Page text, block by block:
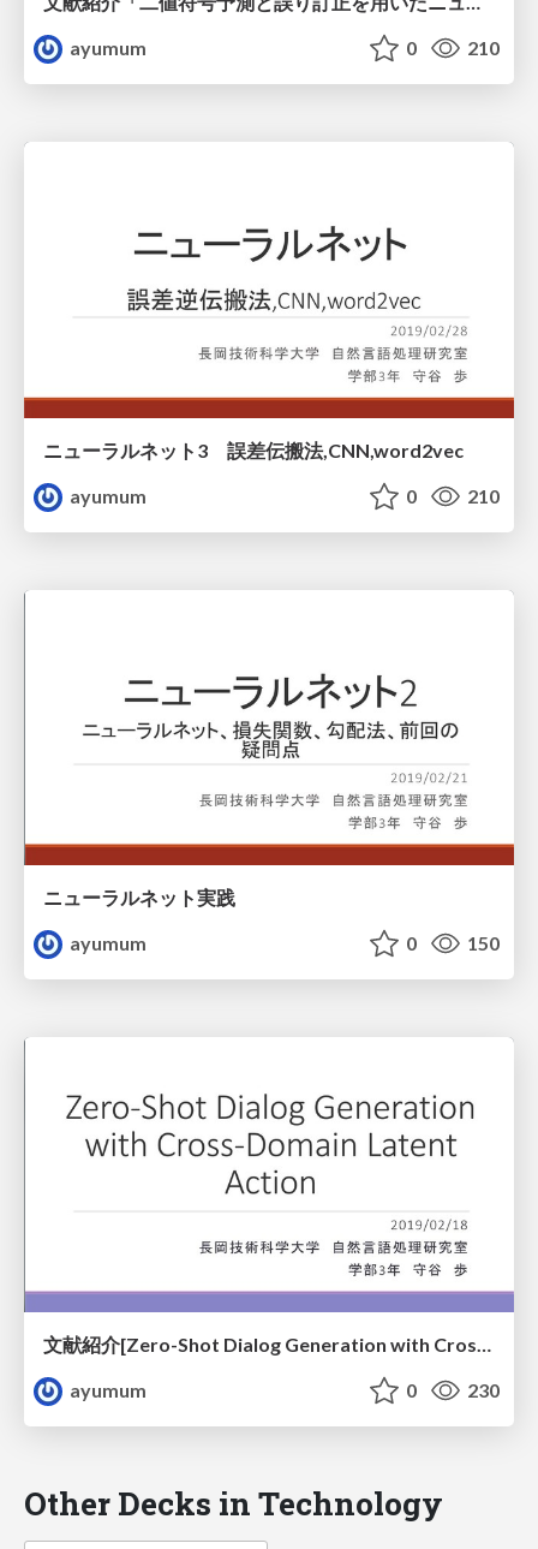
ayumum
0 210
ニューラルネット3 誤差伝搬法,CNN,word2vec
ayumum
0 210
ニューラルネット実践
ayumum
0 150
文献紹介[Zero-Shot Dialog Generation with Cross-Domain Latent Action]
ayumum
0 230
Other Decks in Technology